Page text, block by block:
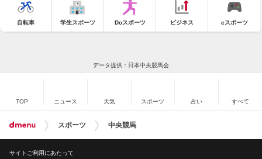
自転車 学生スポーツ Doスポーツ ビジネス eスポーツ
データ提供：日本中央競馬会
TOP ニュース 天気 スポーツ 占い すべて
スポーツ 中央競馬
サイトご利用にあたって